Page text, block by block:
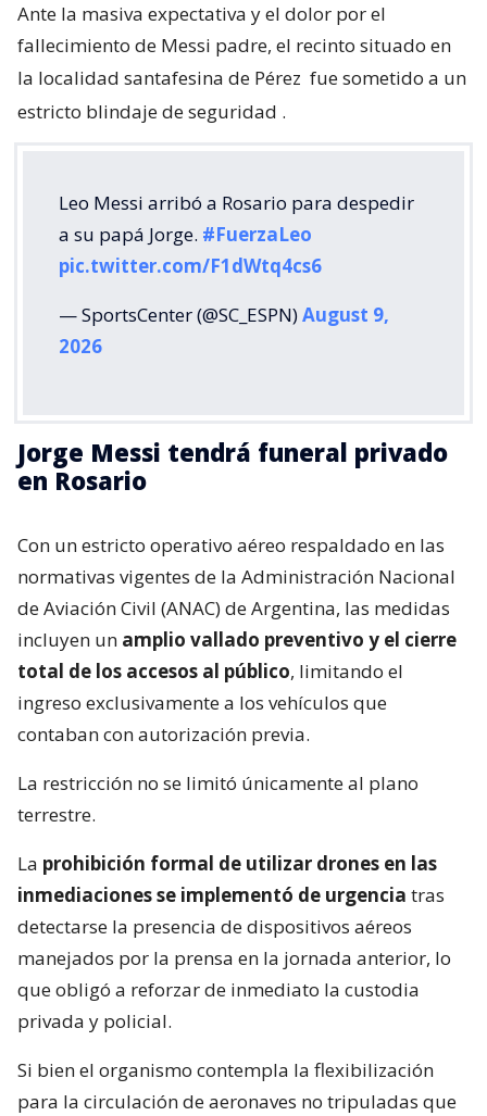
Ante la masiva expectativa y el dolor por el
fallecimiento de Messi padre, el recinto situado en
la localidad santafesina de Pérez fue sometido a un
estricto blindaje de seguridad .
Leo Messi arribó a Rosario para despedir
a su papá Jorge. #FuerzaLeo
pic.twitter.com/F1dWtq4cs6
— SportsCenter (@SC_ESPN)August 9,
2026
Jorge Messi tendrá funeral privado
en Rosario
Con un estricto operativo aéreo respaldado en las
normativas vigentes de la Administración Nacional
de Aviación Civil (ANAC) de Argentina, las medidas
incluyen un amplio vallado preventivo y el cierre
total de los accesos al público, limitando el
ingreso exclusivamente a los vehículos que
contaban con autorización previa.
La restricción no se limitó únicamente al plano
terrestre.
La prohibición formal de utilizar drones en las
inmediaciones se implementó de urgencia tras
detectarse la presencia de dispositivos aéreos
manejados por la prensa en la jornada anterior, lo
que obligó a reforzar de inmediato la custodia
privada y policial.
Si bien el organismo contempla la flexibilización
para la circulación de aeronaves no tripuladas que